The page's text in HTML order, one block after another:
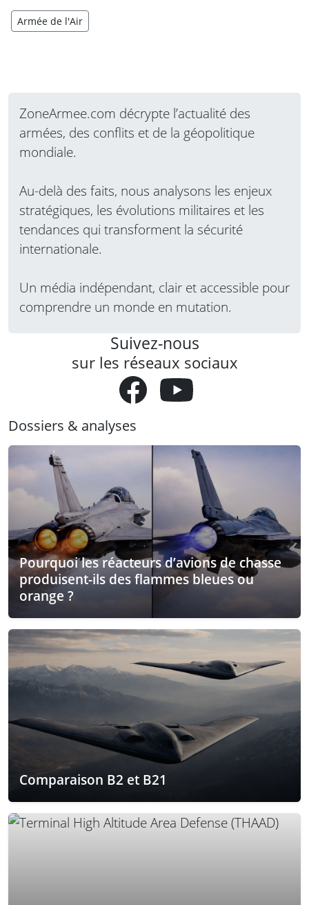
Armée de l'Air
ZoneArmee.com décrypte l’actualité des
armées, des conflits et de la géopolitique
mondiale.
Au-delà des faits, nous analysons les enjeux
stratégiques, les évolutions militaires et les
tendances qui transforment la sécurité
internationale.
Un média indépendant, clair et accessible pour
comprendre un monde en mutation.
Suivez-nous
sur les réseaux sociaux
Dossiers & analyses
Pourquoi les réacteurs d’avions de chasse
produisent-ils des flammes bleues ou
orange ?
Comparaison B2 et B21